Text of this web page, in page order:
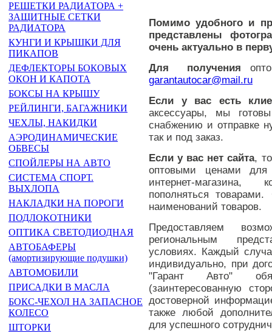
РЕШЕТКИ РАДИАТОРА +
ЗАЩИТНЫЕ СЕТКИ
РАДИАТОРА
КУНГИ И КРЫШКИ ДЛЯ
ПИКАПОВ
ДЕФЛЕКТОРЫ БОКОВЫХ
ОКОН И КАПОТА
БОКСЫ НА КРЫШУ
РЕЙЛИНГИ, БАГАЖНИКИ
ЧЕХЛЫ, НАКИДКИ
АЭРОДИНАМИЧЕСКИЕ
ОБВЕСЫ
СПОЙЛЕРЫ НА АВТО
СИСТЕМА СПОРТ.
ВЫХЛОПА
НАКЛАДКИ НА ПОРОГИ
ПОДЛОКОТНИКИ
ОПТИКА СВЕТОДИОДНАЯ
АВТОБАФЕРЫ
(амортизирующие подушки)
АВТОМОБИЛИ
ПРИСАДКИ В МАСЛА
БОКС-ЧЕХОЛ НА ЗАПАСНОЕ
КОЛЕСО
ШТОРКИ
Помимо удобного и
представлены
очень актуально в
Для получения
garantautocar@mail.ru
Если у вас есть
аксессуары, мы
снабжению и отправке
так и под заказ.
Если у вас нет сайта,
оптовыми ценами
интернет-магазина,
пополняться
наименований товаров.
Предоставляем
региональным
условиях. Каждый
индивидуально, при
"Гарант Авто"
(заинтересованную
достоверной
также любой
для успешного